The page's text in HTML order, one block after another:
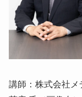
講師：株式会社メ